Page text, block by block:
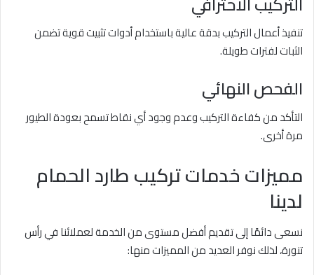
تنفيذ أعمال التركيب بدقة عالية باستخدام أدوات تثبيت قوية تضمن
الثبات لفترات طويلة.
الفحص النهائي
التأكد من كفاءة التركيب وعدم وجود أي نقاط تسمح بعودة الطيور
مرة أخرى.
مميزات خدمات تركيب طارد الحمام
لدينا
نسعى دائمًا إلى تقديم أفضل مستوى من الخدمة لعملائنا في رأس
تنورة، لذلك نوفر العديد من المميزات منها: